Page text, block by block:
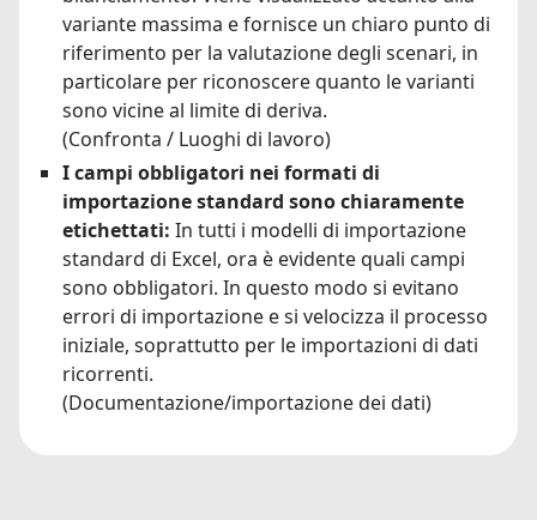
variante massima e fornisce un chiaro punto di
riferimento per la valutazione degli scenari, in
particolare per riconoscere quanto le varianti
sono vicine al limite di deriva.
(Confronta / Luoghi di lavoro)
I campi obbligatori nei formati di
importazione standard sono chiaramente
etichettati: In tutti i modelli di importazione
standard di Excel, ora è evidente quali campi
sono obbligatori. In questo modo si evitano
errori di importazione e si velocizza il processo
iniziale, soprattutto per le importazioni di dati
ricorrenti.
(Documentazione/importazione dei dati)